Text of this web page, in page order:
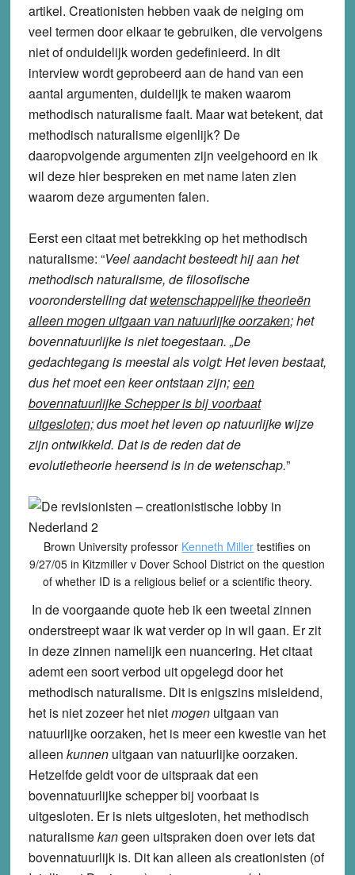
artikel. Creationisten hebben vaak de neiging om
veel termen door elkaar te gebruiken, die vervolgens
niet of onduidelijk worden gedefinieerd. In dit
interview wordt geprobeerd aan de hand van een
aantal argumenten, duidelijk te maken waarom
methodisch naturalisme faalt. Maar wat betekent, dat
methodisch naturalisme eigenlijk? De
daaropvolgende argumenten zijn veelgehoord en ik
wil deze hier bespreken en met name laten zien
waarom deze argumenten falen.
Eerst een citaat met betrekking op het methodisch
naturalisme: “Veel aandacht besteedt hij aan het
methodisch naturalisme, de filosofische
vooronderstelling datwetenschappelijke theorieën
alleen mogen uitgaan van natuurlijke oorzaken; het
bovennatuurlijke is niet toegestaan. „De
gedachtegang is meestal als volgt: Het leven bestaat,
dus het moet een keer ontstaan zijn;een
bovennatuurlijke Schepper is bij voorbaat
uitgesloten;dus moet het leven op natuurlijke wijze
zijn ontwikkeld. Dat is de reden dat de
evolutietheorie heersend is in de wetenschap.”
Brown University professor Kenneth Miller testifies on
9/27/05 in Kitzmiller v Dover School District on the question
of whether ID is a religious belief or a scientific theory.
In de voorgaande quote heb ik een tweetal zinnen
onderstreept waar ik wat verder op in wil gaan. Er zit
in deze zinnen namelijk een nuancering. Het citaat
ademt een soort verbod uit opgelegd door het
methodisch naturalisme. Dit is enigszins misleidend,
het is niet zozeer het nietmogenuitgaan van
natuurlijke oorzaken, het is meer een kwestie van het
alleen kunnenuitgaan van natuurlijke oorzaken.
Hetzelfde geldt voor de uitspraak dat een
bovennatuurlijke schepper bij voorbaat is
uitgesloten. Er is niets uitgesloten, het methodisch
naturalismekangeen uitspraken doen over iets dat
bovennatuurlijk is. Dit kan alleen als creationisten (of